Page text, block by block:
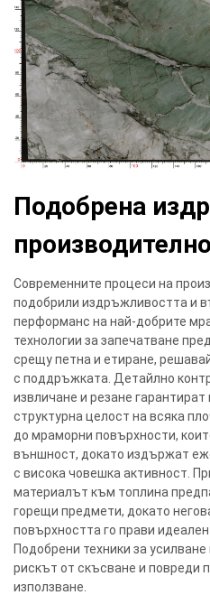
Подобрена
Современните процеси на
подобрили издръжливостта и
перформанс на най-добрите
технологии за запечатване
срещу петна и етиране,
с поддръжката. Детайлно
извличане и резане
структурна целост на всяка
до мраморни повърхности,
външност, докато издържат
с висока човешка активност.
материалът към топлина
горещи предмети, докато
повърхността го прави
Подобрени техники за
рискът от скъсване и повреди
използване.